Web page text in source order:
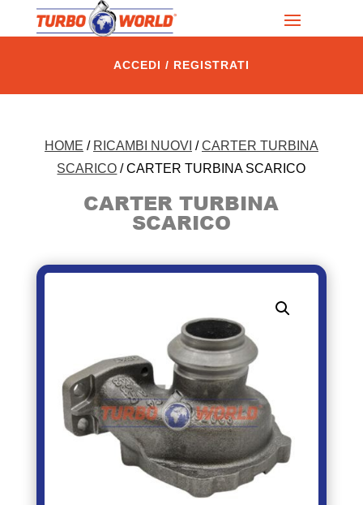
ACCEDI / REGISTRATI
HOME / RICAMBI NUOVI /CARTER TURBINA
SCARICO / CARTER TURBINA SCARICO
CARTER TURBINA
SCARICO